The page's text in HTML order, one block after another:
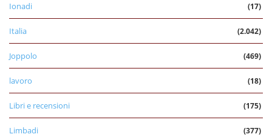
Ionadi (17)
Italia (2.042)
Joppolo (469)
lavoro (18)
Libri e recensioni (175)
Limbadi (377)